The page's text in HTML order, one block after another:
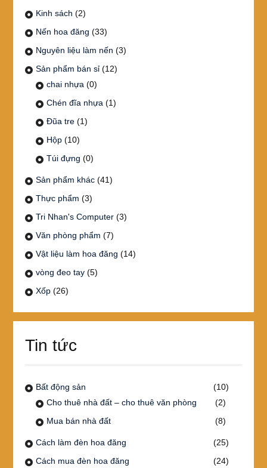
Kinh sách (2)
Nến hoa đăng (33)
Nguyên liệu làm nến (3)
Sản phẩm bán sỉ (12)
chai nhựa (0)
Chén đĩa nhựa (1)
Đũa tre (1)
Hộp (10)
Túi đựng (0)
Sản phẩm khác (41)
Thực phẩm (3)
Tri Nhan's Computer (3)
Văn phòng phẩm (7)
Vật liệu làm hoa đăng (14)
vòng đeo tay (5)
Xốp (26)
Tin tức
Bất động sản
(10)
Cho thuê nhà đất – cho thuê văn phòng
(2)
Mua bán nhà đất
(8)
Cách làm đèn hoa đăng
(25)
Cách mua đèn hoa đăng
(24)